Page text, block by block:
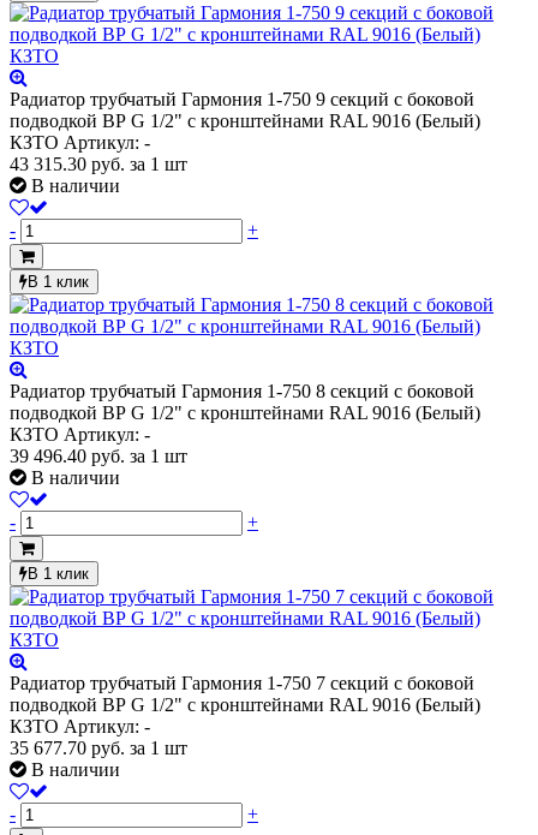
Радиатор трубчатый Гармония 1-750 9 секций с боковой
подводкой ВР G 1/2" с кронштейнами RAL 9016 (Белый)
КЗТО Артикул: -
43 315.30 руб. за 1 шт
В наличии
- +
В 1 клик
Радиатор трубчатый Гармония 1-750 8 секций с боковой
подводкой ВР G 1/2" с кронштейнами RAL 9016 (Белый)
КЗТО Артикул: -
39 496.40 руб. за 1 шт
В наличии
- +
В 1 клик
Радиатор трубчатый Гармония 1-750 7 секций с боковой
подводкой ВР G 1/2" с кронштейнами RAL 9016 (Белый)
КЗТО Артикул: -
35 677.70 руб. за 1 шт
В наличии
- +